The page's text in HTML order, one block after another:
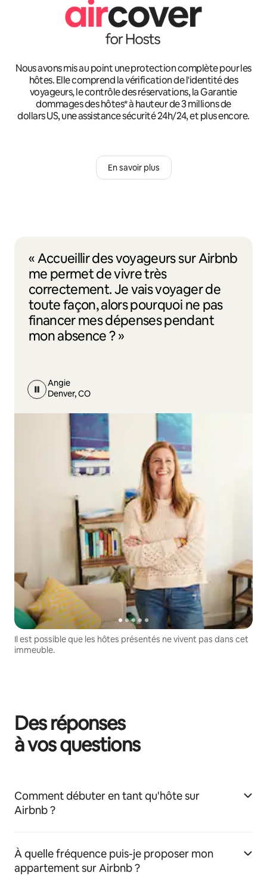
Nous avons mis au point une protection complète pour les
hôtes. Elle comprend la vérification de l'identité des
voyageurs, le contrôle des réservations, la Garantie
dommages des hôtes* à hauteur de 3 millions de
dollars US, une assistance sécurité 24h/24, et plus encore.
En savoir plus
« Accueillir des voyageurs sur Airbnb
me permet de vivre très
correctement. Je vais voyager de
toute façon, alors pourquoi ne pas
financer mes dépenses pendant
mon absence ? »
Angie
Denver, CO
Il est possible que les hôtes présentés ne vivent pas dans cet
immeuble.
Des réponses
à vos questions
Comment débuter en tant qu'hôte sur
Airbnb ?
À quelle fréquence puis-je proposer mon
appartement sur Airbnb ?